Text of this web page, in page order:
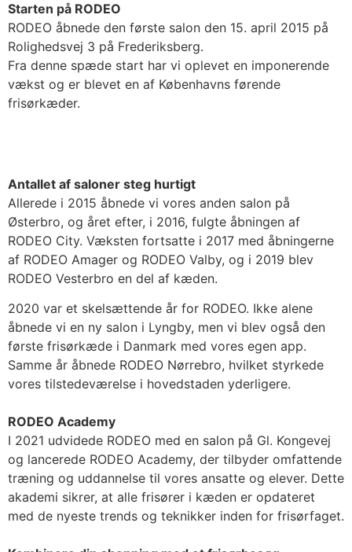
Starten på RODEO
RODEO åbnede den første salon den 15. april 2015 på
Rolighedsvej 3 på Frederiksberg.
Fra denne spæde start har vi oplevet en imponerende
vækst og er blevet en af Københavns førende
frisørkæder.
Antallet af saloner steg hurtigt
Allerede i 2015 åbnede vi vores anden salon på
Østerbro, og året efter, i 2016, fulgte åbningen af
RODEO City. Væksten fortsatte i 2017 med åbningerne
af RODEO Amager og RODEO Valby, og i 2019 blev
RODEO Vesterbro en del af kæden.
2020 var et skelsættende år for RODEO. Ikke alene
åbnede vi en ny salon i Lyngby, men vi blev også den
første frisørkæde i Danmark med vores egen app.
Samme år åbnede RODEO Nørrebro, hvilket styrkede
vores tilstedeværelse i hovedstaden yderligere.
RODEO Academy
I 2021 udvidede RODEO med en salon på Gl. Kongevej
og lancerede RODEO Academy, der tilbyder omfattende
træning og uddannelse til vores ansatte og elever. Dette
akademi sikrer, at alle frisører i kæden er opdateret
med de nyeste trends og teknikker inden for frisørfaget.